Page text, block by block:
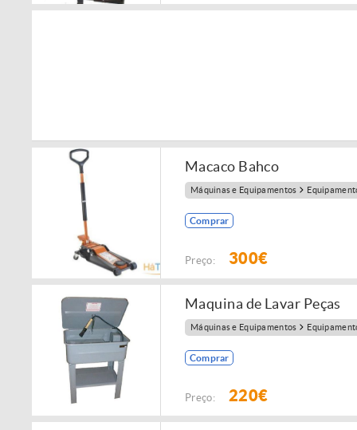
Macaco Bahco
Máquinas e Equipamentos
Comprar
Preço: 300€
Maquina de Lavar Peças
Máquinas e Equipamentos
Comprar
Preço: 220€